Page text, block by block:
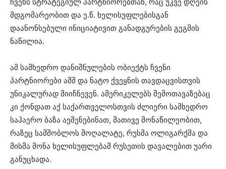
მდგომარეობით და ე.წ. ხელისუფლებისგან
დაანონსებული ინიციატივით განადგურების გეგმის
ნაწილია.
ამ სამხედრო დანიშნულების ობიექტს ჩვენი
პარტნიორები აშშ და ნატო ქვეყნის თავდაცვისთვის
უნიკალურად მიიჩნევენ. ამერიკელებს შემოთავაზებაც
კი ქონდათ აქ საქართველოსთვის ძლიერი სამხედრო
საჰაერო ბაზა აეშენებინათ, მათივე მონაწილეობით,
რაზეც სამშობლოს მოღალატე, რუსმა ოლიგარქმა და
მისმა მონა ხელისუფლებამ რუსეთის დავალებით უარი
განუცხადა.